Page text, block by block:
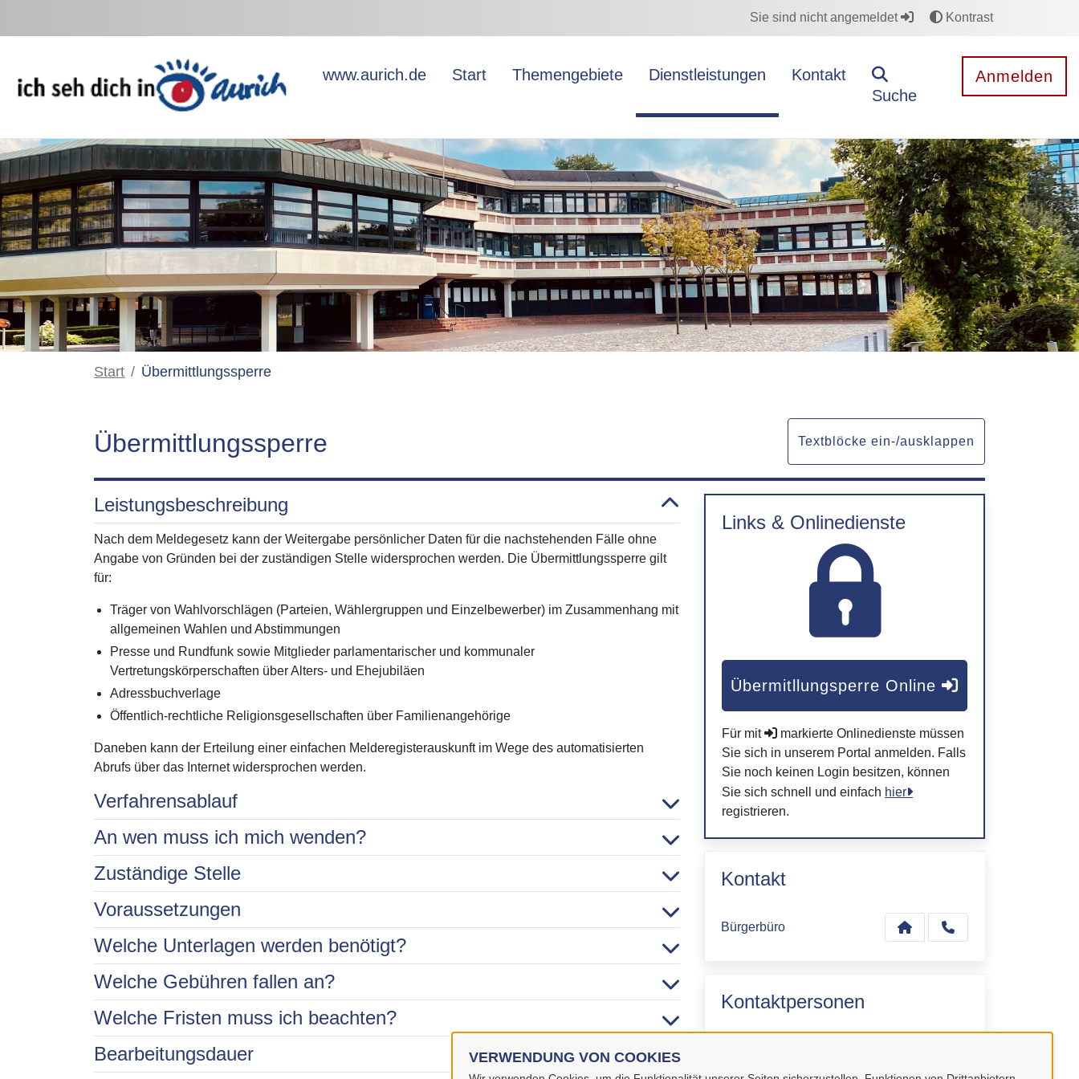
VERWENDUNG VON COOKIES
Sie sind nicht angemeldet Kontrast
www.aurich.de Start Themengebiete Dienstleistungen
Kontakt
Suche
Anmelden
Start Übermittlungssperre
Übermittlungssperre Textblöcke ein-/ausklappen
Leistungsbeschreibung
Nach dem Meldegesetz kann der Weitergabe persönlicher Daten für die nachstehenden Fälle ohne
Angabe von Gründen bei der zuständigen Stelle widersprochen werden. Die Übermittlungssperre gilt
für:
Träger von Wahlvorschlägen (Parteien, Wählergruppen und Einzelbewerber) im Zusammenhang mit
allgemeinen Wahlen und Abstimmungen
Presse und Rundfunk sowie Mitglieder parlamentarischer und kommunaler
Vertretungskörperschaften über Alters- und Ehejubiläen
Adressbuchverlage
Öffentlich-rechtliche Religionsgesellschaften über Familienangehörige
Daneben kann der Erteilung einer einfachen Melderegisterauskunft im Wege des automatisierten
Abrufs über das Internet widersprochen werden.
Verfahrensablauf
An wen muss ich mich wenden?
Zuständige Stelle
Voraussetzungen
Welche Unterlagen werden benötigt?
Welche Gebühren fallen an?
Welche Fristen muss ich beachten?
Bearbeitungsdauer
Links & Onlinedienste
Übermitllungsperre Online
Für mit
markierte Onlinedienste müssen
Sie sich in unserem Portal anmelden. Falls
Sie noch keinen Login besitzen, können
Sie sich schnell und einfach hier
registrieren.
Kontakt
Bürgerbüro
Kontaktpersonen